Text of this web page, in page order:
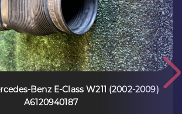
Benz E-Class W211 (2002-2009)
A6120940187